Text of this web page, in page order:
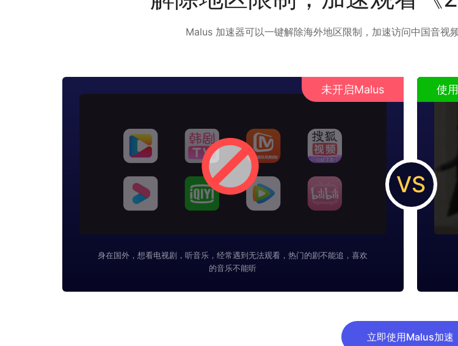
Malus 加速器可以一键解除海外地区限制，加速访问中国音视
未开启Malus
身在国外，想看电视剧，听音乐，经常遇到无法观看，热门的剧不能追，喜欢
的音乐不能听
VS
使
立即使用Malus加速